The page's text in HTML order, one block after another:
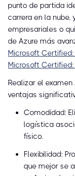
punto de partida
carrera en la nube,
empresariales o
de Azure más
Microsoft
Microsoft Certified:
Realizar el
ventajas
Comodidad:
logística
físico.
Flexibilidad:
que mejor se